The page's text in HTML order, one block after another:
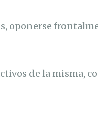
oponerse
de la misma,